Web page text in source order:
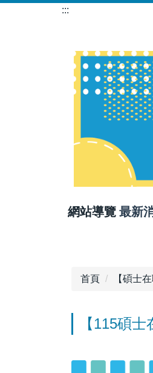
:::
網站導覽 最新
首頁 【碩士
【115碩